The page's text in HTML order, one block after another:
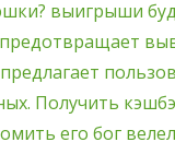
выигрыши
Получить
его бог